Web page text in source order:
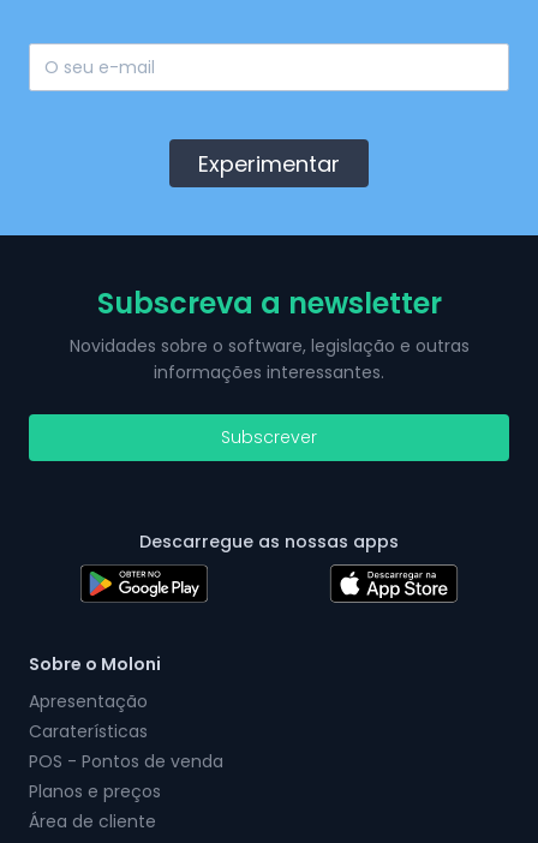
Experimentar
Subscreva a newsletter
Novidades sobre o software, legislação e outras
informações interessantes.
Subscrever
Descarregue as nossas apps
Sobre o Moloni
Apresentação
Caraterísticas
POS - Pontos de venda
Planos e preços
Área de cliente